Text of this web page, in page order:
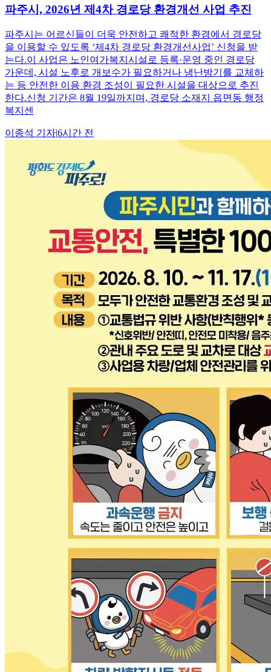
파주시, 2026년 제4차 경로당 환경개선 사업 추진
파주시는 어르신들이 더욱 안전하고 쾌적한 환경에서 경로당
을 이용할 수 있도록 ‘제4차 경로당 환경개선사업’ 신청을 받
는다.이 사업은 노인여가복지시설로 등록·운영 중인 경로당
가운데, 시설 노후로 개보수가 필요하거나 냉난방기를 교체하
는 등 안전한 이용 환경 조성이 필요한 시설을 대상으로 추진
한다.신청 기간은 8월 19일까지며, 경로당 소재지 읍면동 행정
복지센
이종석 기자|6시간 전